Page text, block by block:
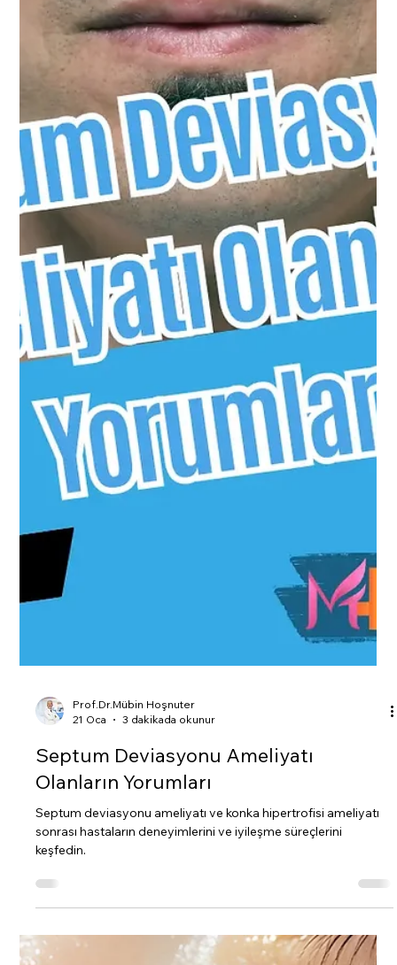
Prof.Dr.Mübin Hoşnuter
Septum Deviasyonu Ameliyatı
Olanların Yorumları
Septum deviasyonu ameliyatı ve konka hipertrofisi ameliyatı
sonrası hastaların deneyimlerini ve iyileşme süreçlerini